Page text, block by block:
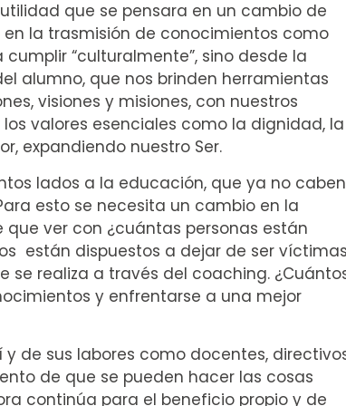
que se pensara en un cambio de
la trasmisión de conocimientos como
“culturalmente”, sino desde la
alumno, que nos brinden herramientas
visiones y misiones, con nuestros
valores esenciales como la dignidad, la
expandiendo nuestro Ser.
lados a la educación, que ya no caben
esto se necesita un cambio en la
ver con ¿cuántas personas están
están dispuestos a dejar de ser víctimas
se realiza a través del coaching.
y enfrentarse a una mejor
de sus labores como docentes,
de que se pueden hacer las cosas
continúa para el beneficio propio y de